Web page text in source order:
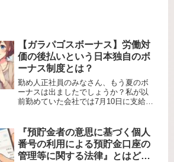
【ガラパゴスボーナス】労働対
価の後払いという日本独自のボ
ーナス制度とは？
勤め人正社員のみなさん、もう夏のボ
ーナスは出ましたでしょうか？私が以
前勤めていた会社では7月10日に支給さ
ですから、ボーナスを何に使おうかワ
クワクされている人も多いかと思い...
『預貯金者の意思に基づく個人
番号の利用による預貯金口座の
管理等に関する法律』とはどう